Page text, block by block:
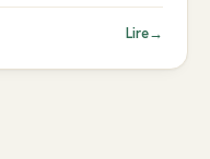
Lire→